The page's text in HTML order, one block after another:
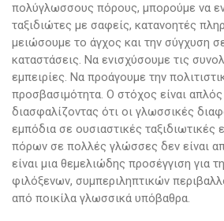
πολύγλωσσους πόρους, μπορούμε να
ταξιδιώτες με σαφείς, κατανοητές
μειώσουμε το άγχος και την σύγχυση
καταστάσεις. Να ενισχύσουμε τις
εμπειρίες. Να προάγουμε την
προσβασιμότητα. Ο στόχος είναι
διασφαλίζοντας ότι οι γλωσσικές
εμπόδια σε ουσιαστικές ταξιδιωτικές
πόρων σε πολλές γλώσσες δεν είναι
είναι μια θεμελιώδης προσέγγιση για
φιλόξενων, συμπεριληπτικών
από ποικίλα γλωσσικά υπόβαθρα.